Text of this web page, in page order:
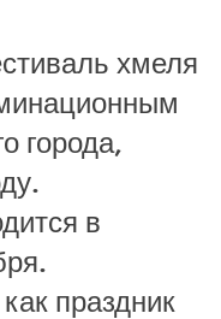
хмеля
города,
в
праздник